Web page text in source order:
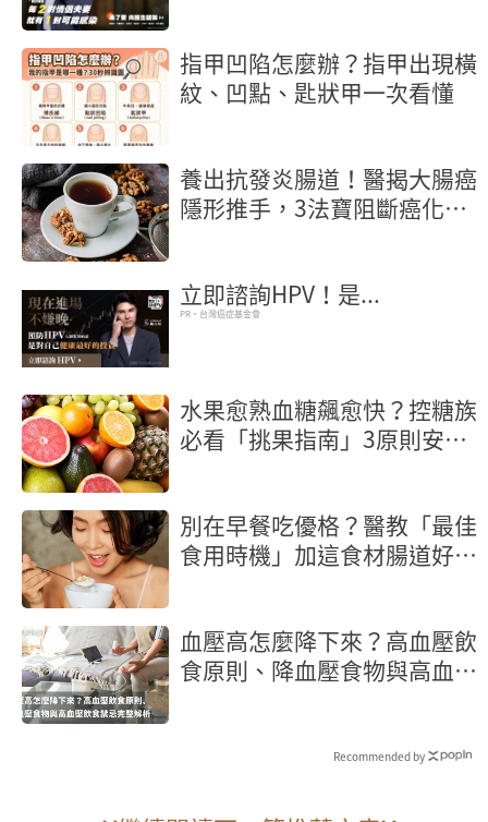
指甲凹陷怎麼辦？指甲出現橫
紋、凹點、匙狀甲一次看懂
養出抗發炎腸道！醫揭大腸癌
隱形推手，3法寶阻斷癌化核
立即諮詢HPV！是...
PR・台灣癌症基金會
水果愈熟血糖飆愈快？控糖族
必看「挑果指南」3原則安心
別在早餐吃優格？醫教「最佳
食用時機」加這食材腸道好菌
血壓高怎麼降下來？高血壓飲
食原則、降血壓食物與高血壓
Recommended by